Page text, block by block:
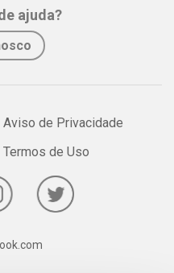
ajuda?
Aviso de Privacidade
Termos de Uso